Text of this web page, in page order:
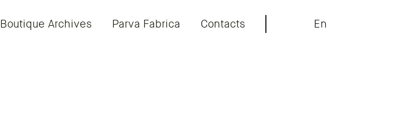
Boutique Archives Parva Fabrica Contacts En